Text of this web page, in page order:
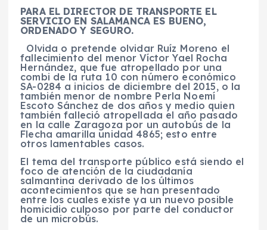
PARA EL DIRECTOR DE TRANSPORTE EL
SERVICIO EN SALAMANCA ES BUENO,
ORDENADO Y SEGURO.
Olvida o pretende olvidar Ruíz Moreno el
fallecimiento del menor Víctor Yael Rocha
Hernández, que fue atropellado por una
combi de la ruta 10 con número económico
SA-0284 a inicios de diciembre del 2015, o la
también menor de nombre Perla Noemí
Escoto Sánchez de dos años y medio quien
también falleció atropellada el año pasado
en la calle Zaragoza por un autobús de la
Flecha amarilla unidad 4865; esto entre
otros lamentables casos.
El tema del transporte público está siendo el
foco de atención de la ciudadanía
salmantina derivado de los últimos
acontecimientos que se han presentado
entre los cuales existe ya un nuevo posible
homicidio culposo por parte del conductor
de un microbús.